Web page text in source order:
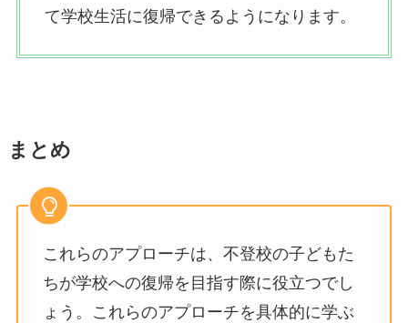
て学校生活に復帰できるようになります。
まとめ
これらのアプローチは、不登校の子どもた
ちが学校への復帰を目指す際に役立つでし
ょう。これらのアプローチを具体的に学ぶ